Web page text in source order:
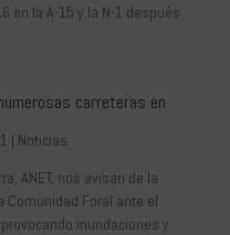
en la A-15 y la N-1 después
carreteras en
| Noticias
ANET, nos avisan de la
Foral ante el
inundaciones y